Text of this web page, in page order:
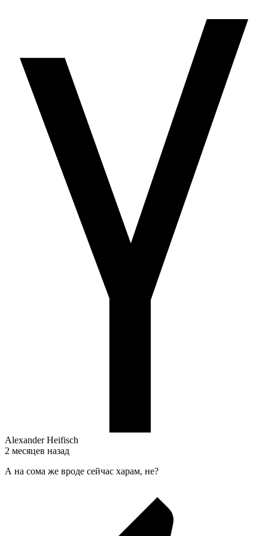
Alexander Heifisch
2 месяцев назад
А на сома же вроде сейчас харам, не?